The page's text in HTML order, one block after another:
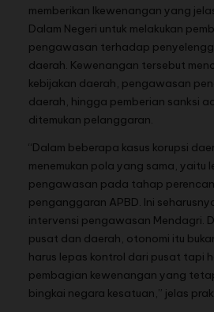
memberikan lkewenangan yang
Dalam Negeri untuk melakukan
pengawasan terhadap
daerah. Kewenangan tersebut
kebijakan daerah, pengawasan
daerah, hingga pemberian sanksi
ditemukan pelanggaran.
“Dalam beberapa kasus korupsi
menemukan pola yang sama, yaitu
pengawasan pada tahap
penganggaran APBD. Ini
intervensi pengawasan Mendagri.
pusat dan daerah, otonomi itu
harus lepas kontrol dari pusat tapi
pembagian kewenangan yang
bingkai negara kesatuan,” jelas